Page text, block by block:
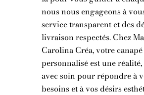
nous nous engageons à
service transparent et des
livraison respectés. Chez
Carolina Créa, votre canapé
personnalisé est une
avec soin pour répondre à
besoins et à vos désirs